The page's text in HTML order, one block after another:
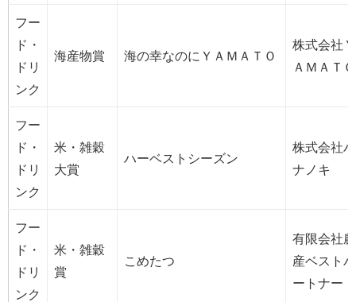
フー
ド・
ドリ
ンク
海産物賞 海の幸なのにＹＡＭＡＴＯ
株式会社Ｙ
ＡＭＡＴＯ
フー
ド・
ドリ
ンク
米・雑穀
大賞
ハーベストシーズン
株式会社ハ
ナノキ
フー
ド・
ドリ
ンク
米・雑穀
賞
こめたつ
有限会社農
産ベストパ
ートナー